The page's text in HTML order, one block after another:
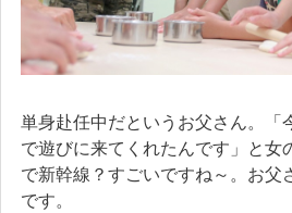
単身赴任中だというお父さん。「
で遊びに来てくれたんです」と女
で新幹線？すごいですね～。お父
です。